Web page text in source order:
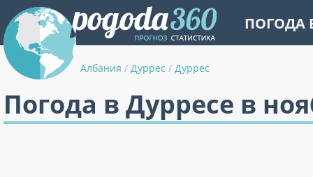
ПОГОДА
Албания / Дуррес / Дуррес
Погода в Дурресе в